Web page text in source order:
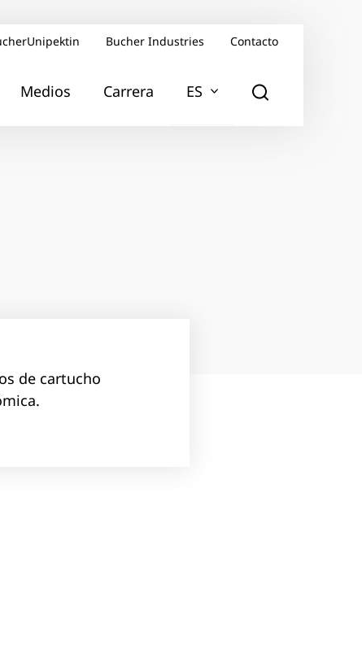
Bucher Industries Contacto
Medios Carrera ES
de cartucho